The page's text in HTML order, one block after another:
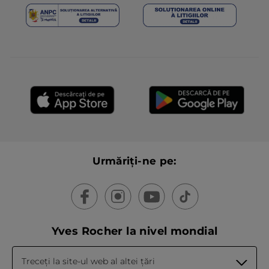
Urmăriți-ne pe:
Yves Rocher la nivel mondial
Treceți la site-ul web al altei țări